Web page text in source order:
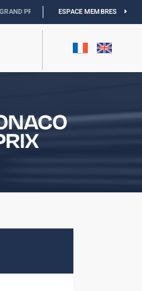
EXPOSITION MONACO & L’AUTOMOBILE :
ESPACE MEMBRES